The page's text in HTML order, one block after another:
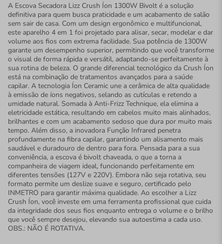
A Escova Secadora Lizz Crush Íon 1300W Bivolt é a solução
definitiva para quem busca praticidade e um acabamento de salão
sem sair de casa. Com um design ergonômico e multifuncional,
este aparelho 4 em 1 foi projetado para alisar, secar, modelar e dar
volume aos fios com extrema facilidade. Sua potência de 1300W
garante um desempenho superior, permitindo que você transforme
o visual de forma rápida e versátil, adaptando-se perfeitamente à
sua rotina de beleza. O grande diferencial tecnológico da Crush Íon
está na combinação de tratamentos avançados para a saúde
capilar. A tecnologia Íon Ceramic une a cerâmica de alta qualidade
à emissão de íons negativos, selando as cutículas e retendo a
umidade natural. Somada à Anti-Frizz Technique, ela elimina a
eletricidade estática, resultando em cabelos muito mais alinhados,
brilhantes e com um acabamento sedoso que dura por muito mais
tempo. Além disso, a inovadora Função Infrared penetra
profundamente na fibra capilar, garantindo um alisamento mais
saudável e duradouro de dentro para fora. Pensada para a sua
conveniência, a escova é bivolt chaveada, o que a torna a
companheira de viagem ideal, funcionando perfeitamente em
diferentes tensões (127V e 220V). Embora não seja rotativa, seu
formato permite um deslize suave e seguro, certificado pelo
INMETRO para garantir máxima qualidade. Ao escolher a Lizz
Crush Íon, você investe em uma ferramenta profissional que cuida
da integridade dos seus fios enquanto entrega o volume e o brilho
que você sempre desejou, elevando sua autoestima a cada uso.
OBS.: NÃO É ROTATIVA.